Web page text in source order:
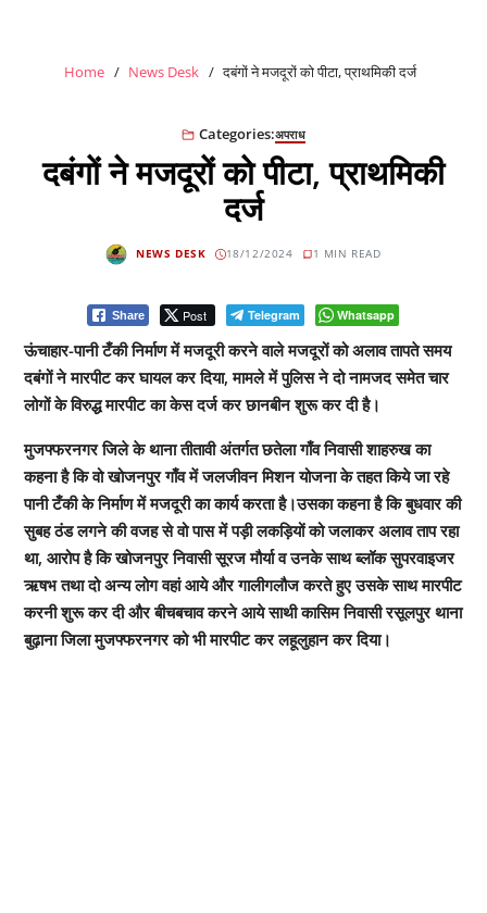
Home News Desk दबंगों ने मजदूरों को पीटा, प्राथमिकी दर्ज
Categories:अपराध
दबंगों ने मजदूरों को पीटा, प्राथमिकी
दर्ज
NEWS DESK 18/12/2024 1 MIN READ
Share Post Telegram Whatsapp
ऊंचाहार-पानी टँकी निर्माण में मजदूरी करने वाले मजदूरों को अलाव तापते समय
दबंगों ने मारपीट कर घायल कर दिया, मामले में पुलिस ने दो नामजद समेत चार
लोगों के विरुद्ध मारपीट का केस दर्ज कर छानबीन शुरू कर दी है।
मुजफ्फरनगर जिले के थाना तीतावी अंतर्गत छतेला गाँव निवासी शाहरुख का
कहना है कि वो खोजनपुर गाँव में जलजीवन मिशन योजना के तहत किये जा रहे
पानी टँकी के निर्माण में मजदूरी का कार्य करता है।उसका कहना है कि बुधवार की
सुबह ठंड लगने की वजह से वो पास में पड़ी लकड़ियों को जलाकर अलाव ताप रहा
था, आरोप है कि खोजनपुर निवासी सूरज मौर्या व उनके साथ ब्लॉक सुपरवाइजर
ऋषभ तथा दो अन्य लोग वहां आये और गालीगलौज करते हुए उसके साथ मारपीट
करनी शुरू कर दी और बीचबचाव करने आये साथी कासिम निवासी रसूलपुर थाना
बुढ़ाना जिला मुजफ्फरनगर को भी मारपीट कर लहूलुहान कर दिया।